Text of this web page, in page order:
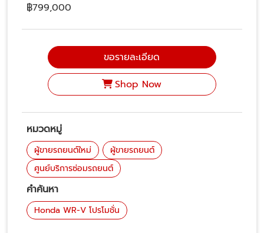
฿799,000
ขอรายละเอียด
Shop Now
หมวดหมู่
ผู้ขายรถยนต์ใหม่
ผู้ขายรถยนต์
ศูนย์บริการซ่อมรถยนต์
คำค้นหา
Honda WR-V โปรโมชั่น